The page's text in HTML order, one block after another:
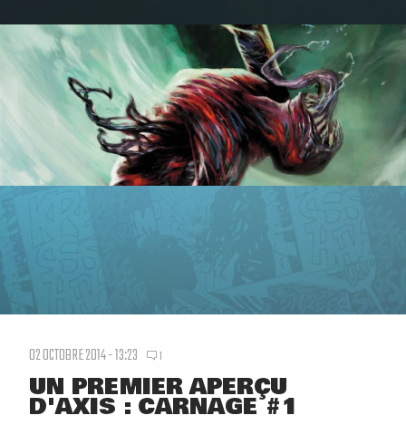
02 OCTOBRE 2014 - 13:23 1
UN PREMIER APERÇU
D'AXIS : CARNAGE #1